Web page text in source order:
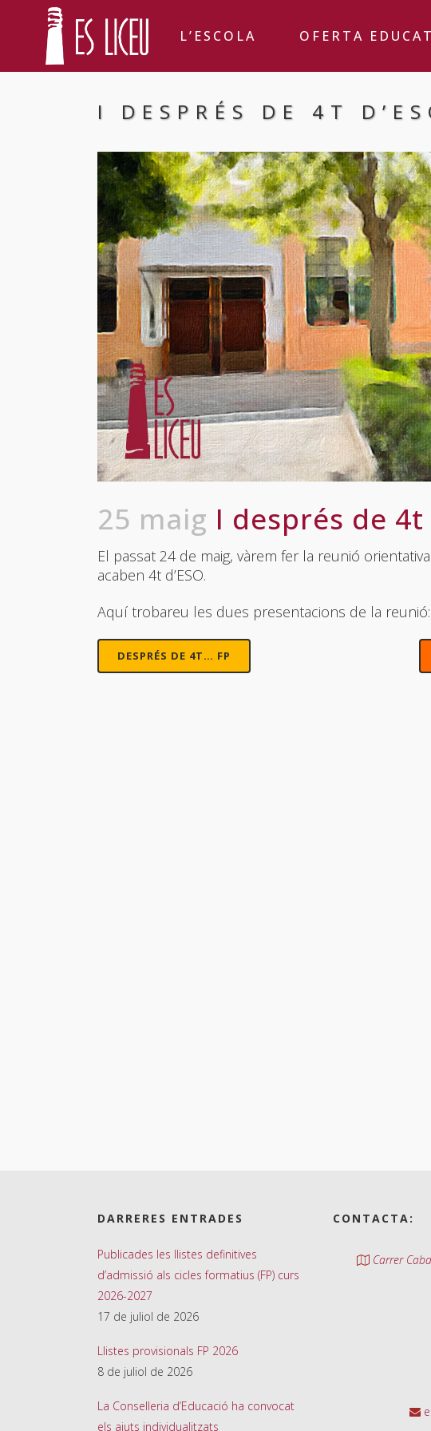
L’ESCOLA OFERTA
I DESPRÉS DE 4T
25 maig I després de 4t
El passat 24 de maig, vàrem fer la reunió
acaben 4t d’ESO.
Aquí trobareu les dues presentacions de la reunió:
DESPRÉS DE 4T… FP
DARRERES ENTRADES
Publicades les llistes definitives
d’admissió als cicles formatius (FP) curs
2026-2027
17 de juliol de 2026
Llistes provisionals FP 2026
8 de juliol de 2026
La Conselleria d’Educació ha convocat
els ajuts individualitzats
CONTACTA:
Carrer